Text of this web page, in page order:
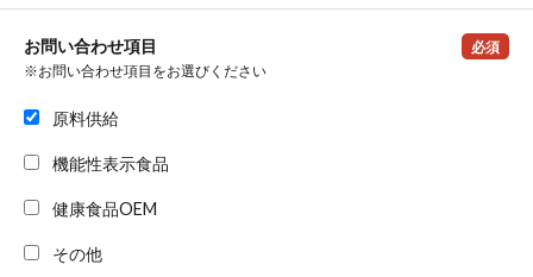
お問い合わせ項目
※お問い合わせ項目をお選びください
必須
原料供給
機能性表示食品
健康食品OEM
その他